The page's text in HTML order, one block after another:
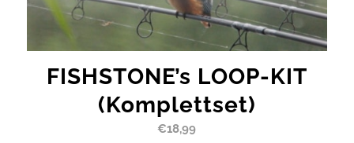
FISHSTONE’s LOOP-KIT
(Komplettset)
€18,99